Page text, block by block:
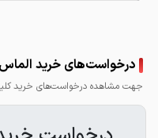
09131147860
درخواست‌های خرید الماس
جهت مشاهده درخواست‌های خرید